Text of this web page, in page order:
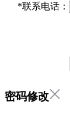
*联系电话：
密码修改